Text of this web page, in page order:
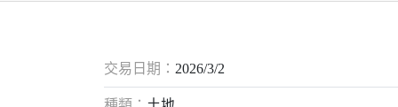
交易日期： 2026/3/2